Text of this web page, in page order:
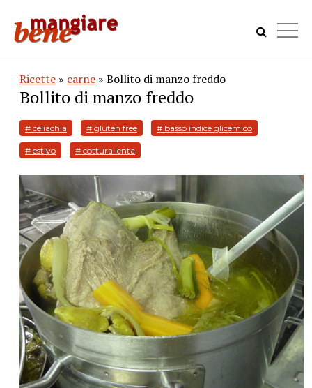
Ricette » carne » Bollito di manzo freddo
Bollito di manzo freddo
# celiachia # gluten free # basso indice glicemico
# estivo # cottura lenta